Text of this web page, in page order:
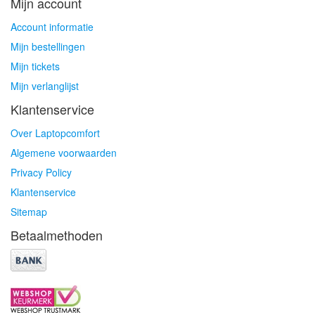
Account informatie
Mijn bestellingen
Mijn tickets
Mijn verlanglijst
Klantenservice
Over Laptopcomfort
Algemene voorwaarden
Privacy Policy
Klantenservice
Sitemap
Betaalmethoden